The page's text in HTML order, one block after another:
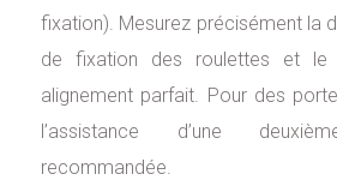
fixation). Mesurez précisément la
de fixation des roulettes et le
alignement parfait. Pour des
l’assistance d’une
recommandée.